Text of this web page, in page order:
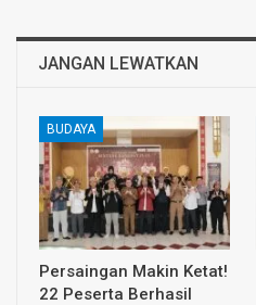
JANGAN LEWATKAN
BUDAYA
Persaingan Makin Ketat!
22 Peserta Berhasil